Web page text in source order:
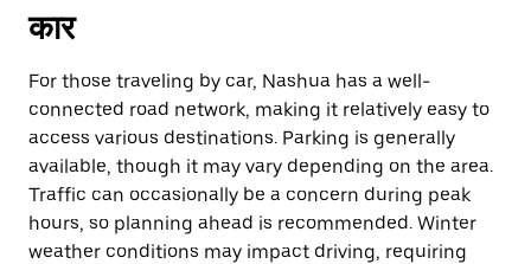
कार
For those traveling by car, Nashua has a well-
connected road network, making it relatively easy to
access various destinations. Parking is generally
available, though it may vary depending on the area.
Traffic can occasionally be a concern during peak
hours, so planning ahead is recommended. Winter
weather conditions may impact driving, requiring